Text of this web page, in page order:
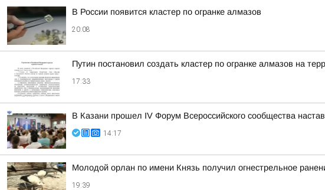
В России появится кластер по огранке алмазов
20:08
Путин постановил создать кластер по огранке алмазов на
17:33
В Казани прошел IV Форум Всероссийского сообщества
14:17
Молодой орлан по имени Князь получил огнестрельное
19:39